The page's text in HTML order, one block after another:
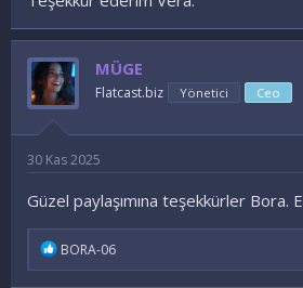
MÜGE
Flatcast.biz Yönetici Ceo
30 Kas 2025
Güzel paylaşımına teşekkürler Bora.
İBORA-06